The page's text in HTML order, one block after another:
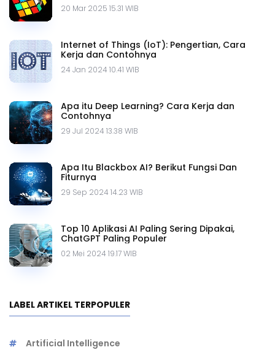
20 Mar 2025 15.31 WIB
Internet of Things (IoT): Pengertian, Cara
Kerja dan Contohnya
24 Jan 2024 10.41 WIB
Apa itu Deep Learning? Cara Kerja dan
Contohnya
29 Jul 2024 13.38 WIB
Apa Itu Blackbox AI? Berikut Fungsi Dan
Fiturnya
29 Sep 2024 14.23 WIB
Top 10 Aplikasi AI Paling Sering Dipakai,
ChatGPT Paling Populer
02 Mei 2024 19.17 WIB
LABEL ARTIKEL TERPOPULER
Artificial Intelligence